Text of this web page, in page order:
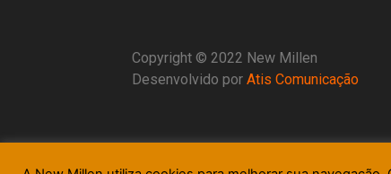
Copyright © 2022 New Millen
Desenvolvido por Atis Comunicação